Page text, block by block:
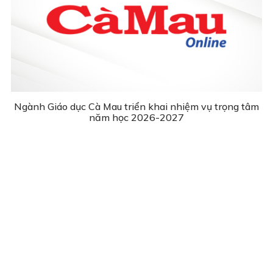
Ngành Giáo dục Cà Mau triển khai nhiệm vụ trọng tâm
năm học 2026-2027